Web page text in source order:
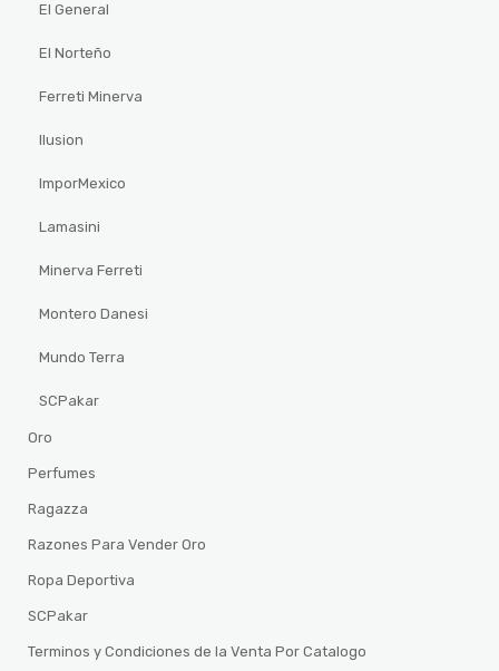
El General
El Norteño
Ferreti Minerva
Ilusion
ImporMexico
Lamasini
Minerva Ferreti
Montero Danesi
Mundo Terra
SCPakar
Oro
Perfumes
Ragazza
Razones Para Vender Oro
Ropa Deportiva
SCPakar
Terminos y Condiciones de la Venta Por Catalogo